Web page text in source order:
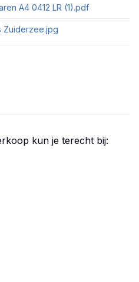
A4 0412 LR (1).pdf
Zuiderzee.jpg
kun je terecht bij: